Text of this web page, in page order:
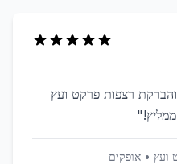
רצפות פרקט ועץ
"
ועץ • אופקים